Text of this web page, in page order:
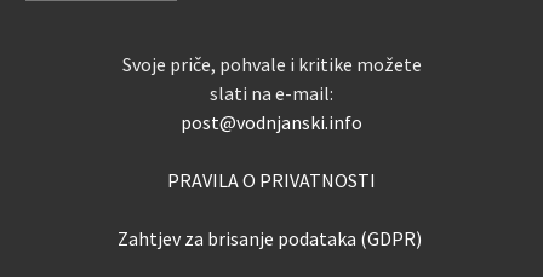
Svoje priče, pohvale i kritike možete
slati na e-mail:
post@vodnjanski.info
PRAVILA O PRIVATNOSTI
Zahtjev za brisanje podataka (GDPR)